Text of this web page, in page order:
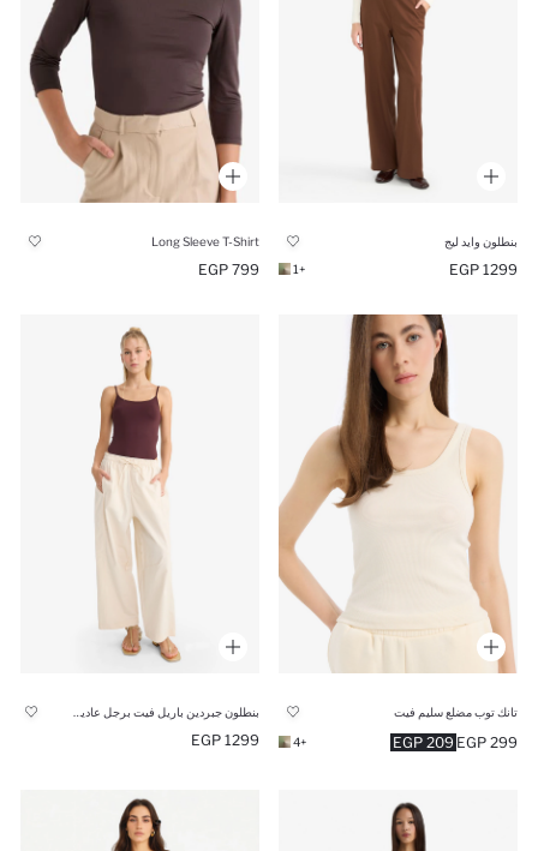
بنطلون وايد ليج
1299 EGP
+1
Long Sleeve T-Shirt
799 EGP
تانك توب مضلع سليم فيت
209 EGP 299 EGP
+4
1299 EGP